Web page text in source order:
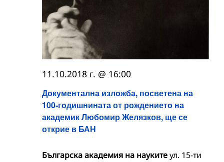
Документална изложба, посветена на
100-годишнината от рождението на
академик Любомир Желязков, ще се
открие в БАН
11.10.2018 г. @ 16:00
Българска академия на наукитеул. 15-ти